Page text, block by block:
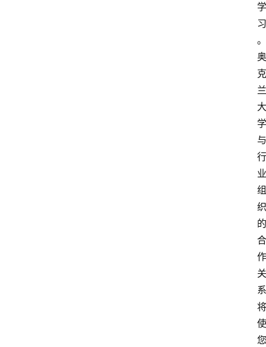
学
习
。
奥
克
兰
大
学
与
行
业
组
织
的
合
作
关
系
将
使
您